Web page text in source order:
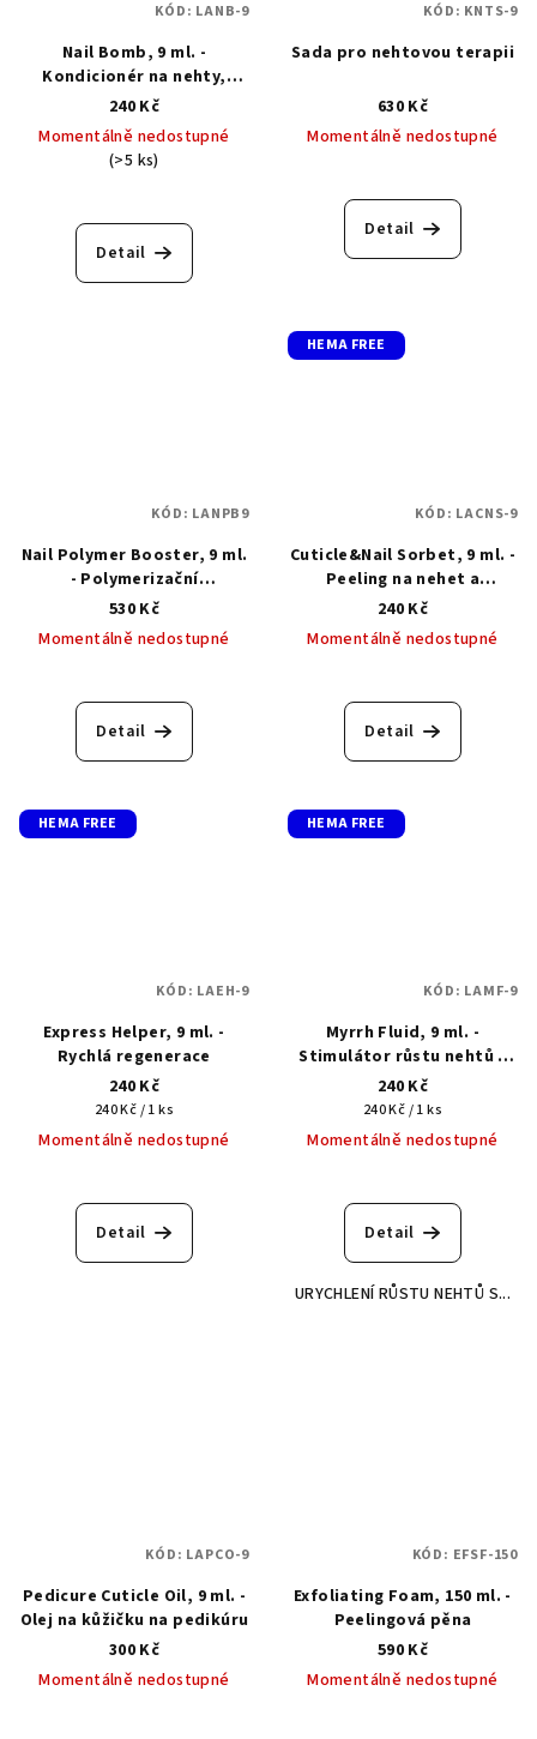
Nail Bomb, 9 ml. -
Kondicionér na nehty,
výživa na nehty
240 Kč
Momentálně nedostupné
(>5 ks)
Detail
KÓD: LANB-9
Sada pro nehtovou terapii
630 Kč
Momentálně nedostupné
hodnocení
produktu
hvězdiček.
Detail
KÓD: KNTS-9
Nail Polymer Booster, 9 ml.
- Polymerizační
regenerační báze pro
rekonstrukci přírodního
nehtu
530 Kč
Momentálně nedostupné
hodnocení
produktu
5
Detail
KÓD: LANPB9
HEMA FREE
Cuticle&Nail Sorbet, 9 ml. -
Peeling na nehet a
nehtovou kůžičku
240 Kč
Momentálně nedostupné
Detail
KÓD: LACNS-9
HEMA FREE
Express Helper, 9 ml. -
Rychlá regenerace
240 Kč
Měrná
cena:
240 Kč / 1 ks
Momentálně nedostupné
Detail
KÓD: LAEH-9
HEMA FREE
Myrrh Fluid, 9 ml. -
Stimulátor růstu nehtů s
extraktem z pryskyřice
myrhy
240 Kč
Měrná
cena:
240 Kč / 1 ks
Momentálně nedostupné
Detail
URYCHLENÍ RŮSTU NEHTŮ S...
KÓD: LAMF-9
Pedicure Cuticle Oil, 9 ml. -
Olej na kůžičku na pedikúru
300 Kč
Momentálně nedostupné
KÓD: LAPCO-9
Exfoliating Foam, 150 ml. -
Peelingová pěna
590 Kč
Momentálně nedostupné
KÓD: EFSF-150